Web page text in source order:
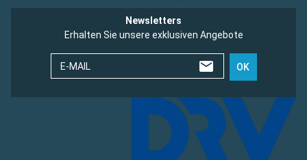
Newsletters
Erhalten Sie unsere exklusiven Angebote
E-MAIL OK